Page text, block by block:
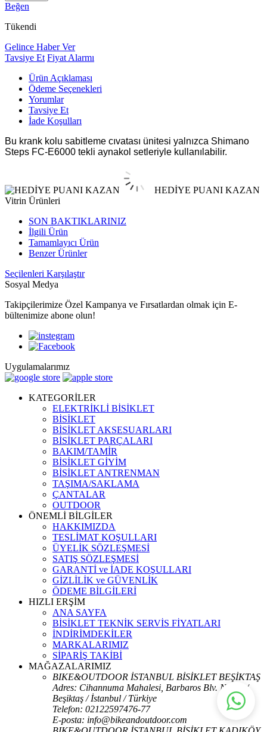
Beğen
Tükendi
Gelince Haber Ver
Tavsiye Et Fiyat Alarmı
Ürün Açıklaması
Ödeme Seçenekleri
Yorumlar
Tavsiye Et
İade Koşulları
Bu krank kolu sabitleme cıvatası ünitesi yalnızca Shimano
Steps FC-E6000 tekli aynakol setleriyle kullanılabilir.
HEDİYE PUANI KAZAN
Vitrin Ürünleri
SON BAKTIKLARINIZ
İlgili Ürün
Tamamlayıcı Ürün
Benzer Ürünler
Seçilenleri Karşılaştır
Sosyal Medya
Takipçilerimize Özel Kampanya ve Fırsatlardan olmak için E-
bültenimize abone olun!
Uygulamalarımız
KATEGORİLER
ELEKTRİKLİ BİSİKLET
BİSİKLET
BİSİKLET AKSESUARLARI
BİSİKLET PARÇALARI
BAKIM/TAMİR
BİSİKLET GİYİM
BİSİKLET ANTRENMAN
TAŞIMA/SAKLAMA
ÇANTALAR
OUTDOOR
ÖNEMLİ BİLGİLER
HAKKIMIZDA
TESLİMAT KOŞULLARI
ÜYELİK SÖZLEŞMESİ
SATIŞ SÖZLEŞMESİ
GARANTİ ve İADE KOŞULLARI
GİZLİLİK ve GÜVENLİK
ÖDEME BİLGİLERİ
HIZLI ERŞİM
ANA SAYFA
BİSİKLET TEKNİK SERVİS FİYATLARI
İNDİRİMDEKİLER
MARKALARIMIZ
SİPARİŞ TAKİBİ
MAĞAZALARIMIZ
BIKE&OUTDOOR İSTANBUL BİSİKLET BEŞİKTAŞ
Adres: Cihannuma Mahalesi, Barbaros Blv. No:63 /
Beşiktaş / İstanbul / Türkiye
Telefon: 02122597476-77
E-posta: info@bikeandoutdoor.com